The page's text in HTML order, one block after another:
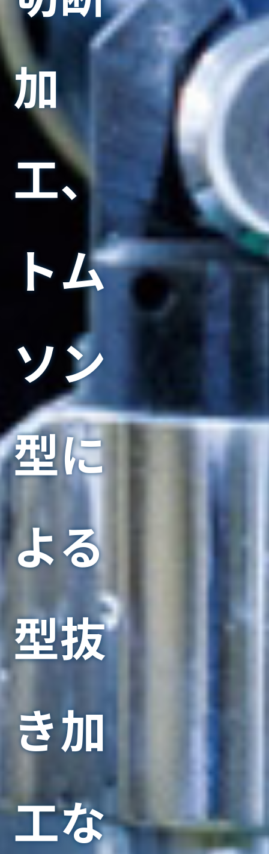
加
工、
トム
ソン
型に
よる
型抜
き加
工な